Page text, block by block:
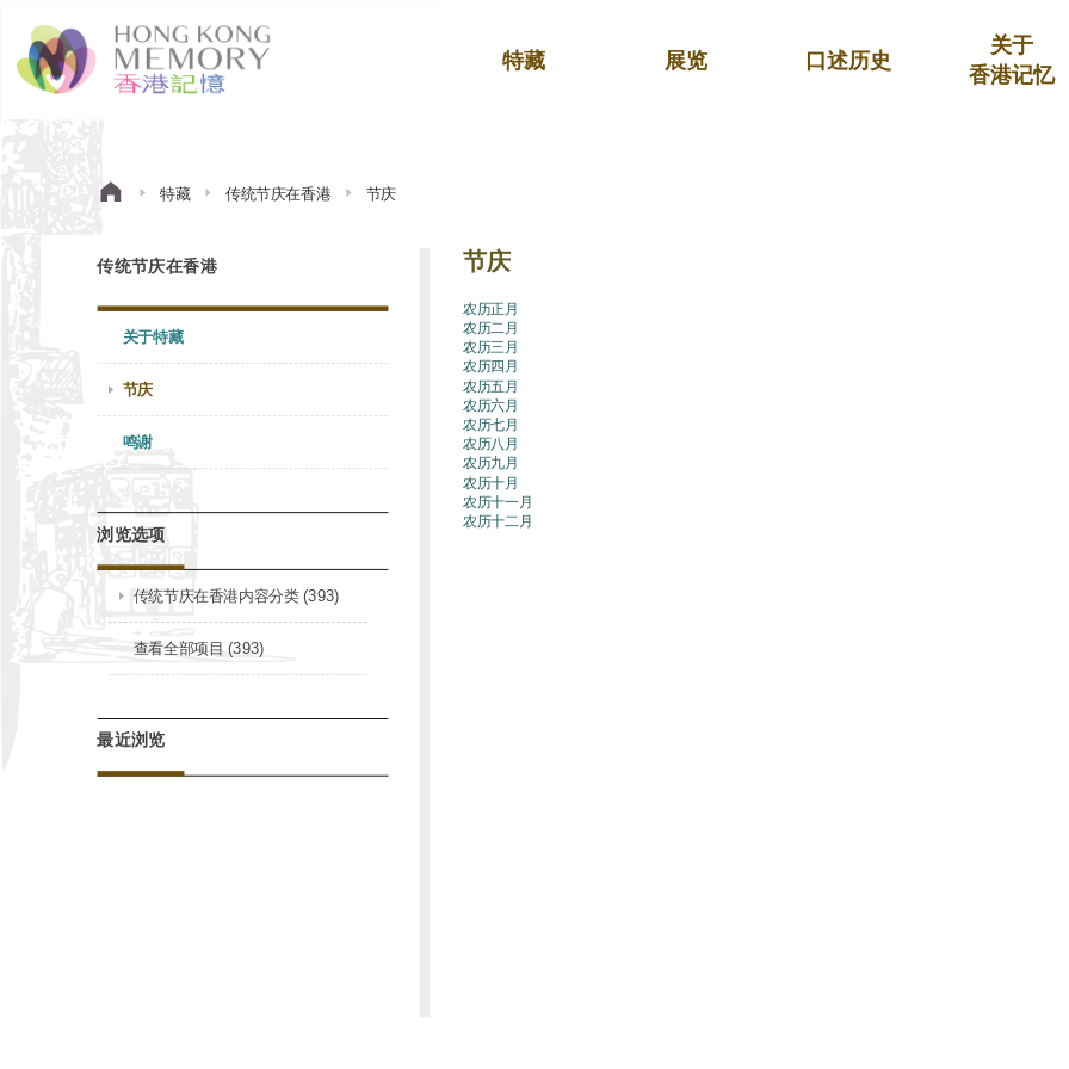
特藏 展览 口述历史
关于
香港记忆
特藏 传统节庆在香港 节庆
传统节庆在香港
关于特藏
节庆
鸣谢
浏览选项
传统节庆在香港内容分类 (393)
查看全部项目 (393)
最近浏览
节庆
农历正月
农历二月
农历三月
农历四月
农历五月
农历六月
农历七月
农历八月
农历九月
农历十月
农历十一月
农历十二月